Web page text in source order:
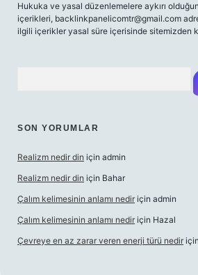
Hukuka ve yasal düzenlemelere aykırı
içerikleri, backlinkpanelicomtr@gmail.com
ilgili içerikler yasal süre içerisinde sitemizden
SON YORUMLAR
Realizm nedir din için admin
Realizm nedir din için Bahar
Çalım kelimesinin anlamı nedir için admin
Çalım kelimesinin anlamı nedir için Hazal
Çevreye en az zarar veren enerji türü nedir için